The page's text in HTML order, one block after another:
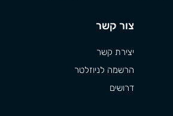
צור קשר
יצירת קשר
הרשמה לניוזלטר
דרושים